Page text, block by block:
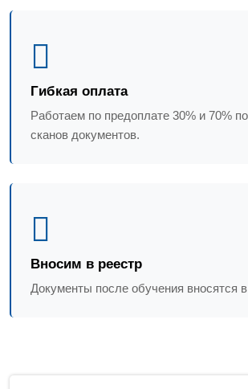
Гибкая оплата
Работаем по предоплате 30% и 70%
сканов документов.
Вносим в реестр
Документы после обучения вносятся